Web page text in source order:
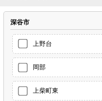
深谷市
上野台
岡部
上柴町東